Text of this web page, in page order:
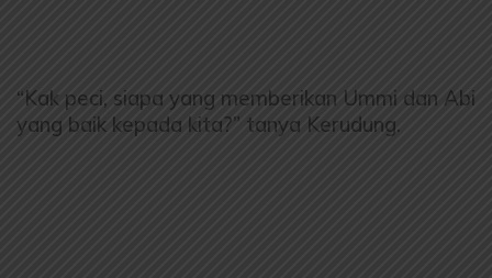
“Kak peci, siapa yang memberikan Ummi dan Abi
yang baik kepada kita?” tanya Kerudung.